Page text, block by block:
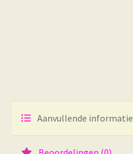
Aanvullende informatie